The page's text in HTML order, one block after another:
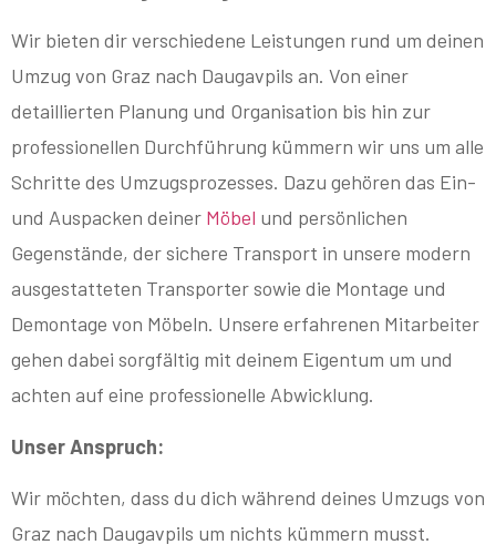
Wir bieten dir verschiedene Leistungen rund um deinen
Umzug von Graz nach Daugavpils an. Von einer
detaillierten Planung und Organisation bis hin zur
professionellen Durchführung kümmern wir uns um alle
Schritte des Umzugsprozesses. Dazu gehören das Ein-
und Auspacken deiner Möbel und persönlichen
Gegenstände, der sichere Transport in unsere modern
ausgestatteten Transporter sowie die Montage und
Demontage von Möbeln. Unsere erfahrenen Mitarbeiter
gehen dabei sorgfältig mit deinem Eigentum um und
achten auf eine professionelle Abwicklung.
Unser Anspruch:
Wir möchten, dass du dich während deines Umzugs von
Graz nach Daugavpils um nichts kümmern musst.